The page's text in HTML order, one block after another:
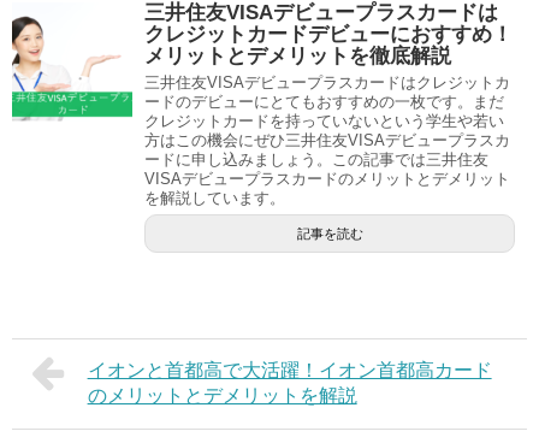
三井住友VISAデビュープラスカードは
クレジットカードデビューにおすすめ！
メリットとデメリットを徹底解説
三井住友VISAデビュープラスカードはクレジットカ
ードのデビューにとてもおすすめの一枚です。まだ
クレジットカードを持っていないという学生や若い
方はこの機会にぜひ三井住友VISAデビュープラスカ
ードに申し込みましょう。この記事では三井住友
VISAデビュープラスカードのメリットとデメリット
を解説しています。
記事を読む
イオンと首都高で大活躍！イオン首都高カード
のメリットとデメリットを解説